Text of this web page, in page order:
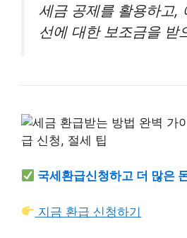
세금 공제를 활용하고,
선에 대한 보조금을 받
국세환급신청하고 더 많은
지금 환급 신청하기